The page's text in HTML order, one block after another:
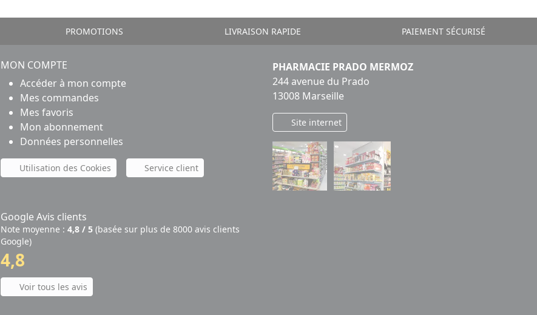
PROMOTIONS LIVRAISON RAPIDE PAIEMENT SÉCURISÉ
MON COMPTE
Accéder à mon compte
Mes commandes
Mes favoris
Mon abonnement
Données personnelles
Utilisation des Cookies Service client
Google Avis clients
Note moyenne : 4,8 / 5 (basée sur plus de 8000 avis clients
Google)
4,8
Voir tous les avis
PHARMACIE PRADO MERMOZ
244 avenue du Prado
13008 Marseille
Site internet